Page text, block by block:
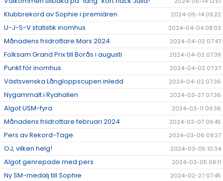
Klubbrekord av Sophie i premiären 2024-05-14 09:22
U-J-S-V statistik inomhus 2024-04-04 08:03
Månadens friidrottare Mars 2024 2024-04-02 07:47
Folksam Grand Prix till Borås i augusti 2024-04-02 07:39
Punkt för inomhus 2024-04-02 07:37
Västsvenska Långloppscupen inledd 2024-04-02 07:36
Nygammalt i Ryahallen 2024-03-27 07:36
Algot USM-fyra 2024-03-11 09:36
Månadens friidrottare februari 2024 2024-03-07 09:45
Pers av Rekord-Tage 2024-03-06 09:27
OJ, vilken helg! 2024-03-05 10:34
Algot genrepade med pers 2024-03-05 09:11
Ny SM-medalj till Sophie 2024-02-27 07:45